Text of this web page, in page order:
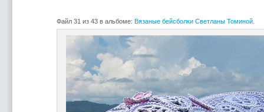
Файл 31 из 43 в альбоме: Вязаные бейсболки Светланы Томиной.